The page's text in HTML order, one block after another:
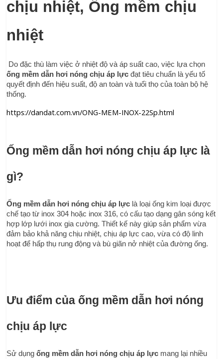
chịu nhiệt, Ống mềm chịu
nhiệt
ống mềm dẫn hơi nóng chịu áp lực đạt tiêu chuẩn là yếu tố
quyết định đến hiệu suất, độ an toàn và tuổi thọ của toàn bộ hệ
thống.
https://dandat.com.vn/ONG-MEM-INOX-22Sp.html
Ống mềm dẫn hơi nóng chịu áp lực là
gì?
Ống mềm dẫn hơi nóng chịu áp lực là loại ống kim loại được
chế tạo từ inox 304 hoặc inox 316, có cấu tạo dạng gân sóng kết
hợp lớp lưới inox gia cường. Thiết kế này giúp sản phẩm vừa
đảm bảo khả năng chịu nhiệt, chịu áp lực cao, vừa có độ linh
hoạt để hấp thụ rung động và bù giãn nở nhiệt của đường ống.
Ưu điểm của ống mềm dẫn hơi nóng
chịu áp lực
Sử dụng ống mềm dẫn hơi nóng chịu áp lực mang lại nhiều